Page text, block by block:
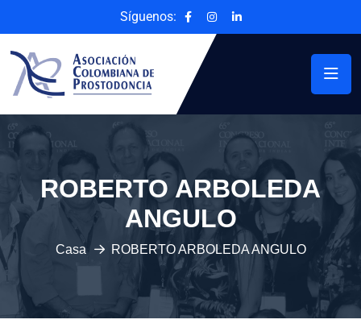
Síguenos:
ROBERTO ARBOLEDA
ANGULO
Casa ROBERTO ARBOLEDA ANGULO